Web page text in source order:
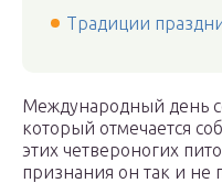
Традиции
Международный день
который отмечается
этих четвероногих
признания он так и не